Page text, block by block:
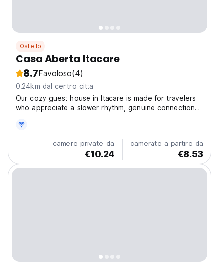
Ostello
Casa Aberta Itacare
8.7Favoloso(4)
0.24km dal centro citta
Our cozy guest house in Itacare is made for travelers
who appreciate a slower rhythm, genuine connections,
five private rooms and one small shared dorm, you’ll
find peace, comfort, and community without...
camere private da
€10.24
camerate a partire da
€8.53